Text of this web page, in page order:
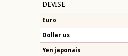
DEVISE
Euro
Dollar us
Yen japonais